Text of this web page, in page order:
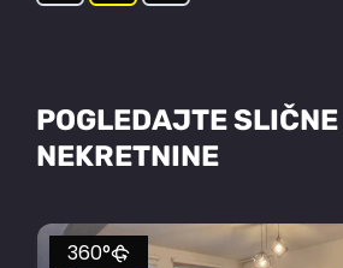
POGLEDAJTE SLIČNE
NEKRETNINE
360°